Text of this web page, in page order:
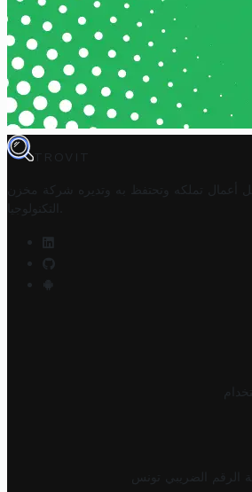
TROVIT
أعمال تملكه وتحتفظ به وتديره
شركة مخزن
التكنولوجيا
الرقم الضريبي تونس